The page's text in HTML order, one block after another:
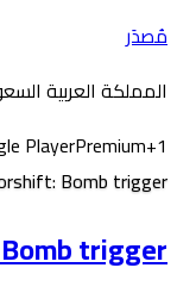
مُصدَر
المملكة العربية
PlayerPremium+1
Bomb trigger
trigger